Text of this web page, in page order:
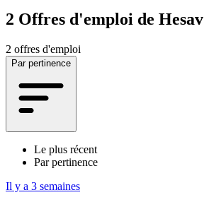
2 Offres d'emploi de Hesav
2 offres d'emploi
Par pertinence
Le plus récent
Par pertinence
Il y a 3 semaines